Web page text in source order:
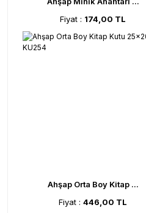
Fiyat : 174,00 TL
Ahşap Orta Boy Kitap ...
Fiyat : 446,00 TL